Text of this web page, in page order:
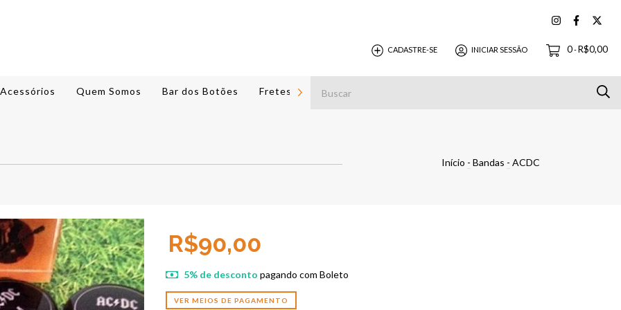
CADASTRE-SE INICIAR SESSÃO 0-R$0,00
Acessórios Quem Somos Bar dos Botões Fretes e Pagamentos
Início - Bandas - ACDC
R$90,00
5% de desconto pagando com Boleto
VER MEIOS DE PAGAMENTO